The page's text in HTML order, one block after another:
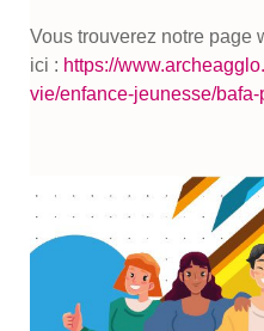
Vous trouverez notre page
ici : https://
vie/enfance-jeunesse/